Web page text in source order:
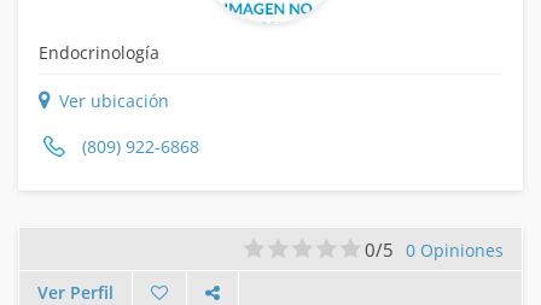
Endocrinología
Ver ubicación
(809) 922-6868
0/5 0 Opiniones
Ver Perfil